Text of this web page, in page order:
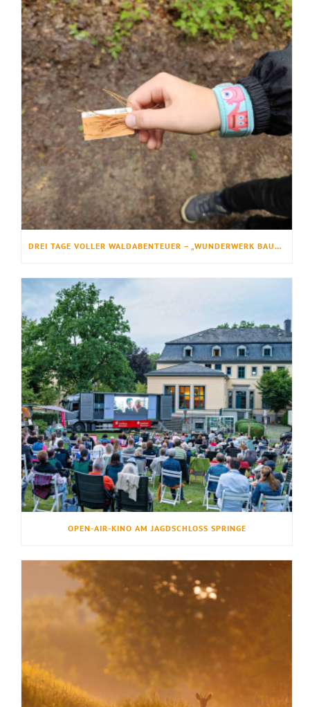
DREI TAGE VOLLER WALDABENTEUER – „WUNDERWERK BAUM“ BEGEISTERT FERIENKINDER IM WALDERLEBNIS EHRHORN
OPEN-AIR-KINO AM JAGDSCHLOSS SPRINGE